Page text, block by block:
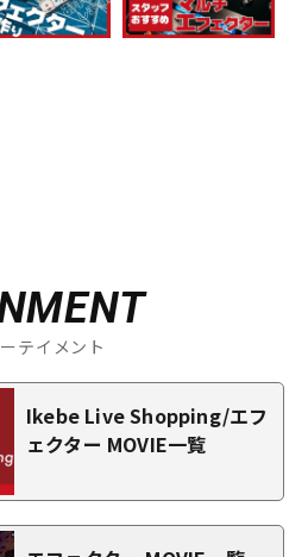
テイメント
Ikebe Live Shopping/エフ
ェクター MOVIE一覧